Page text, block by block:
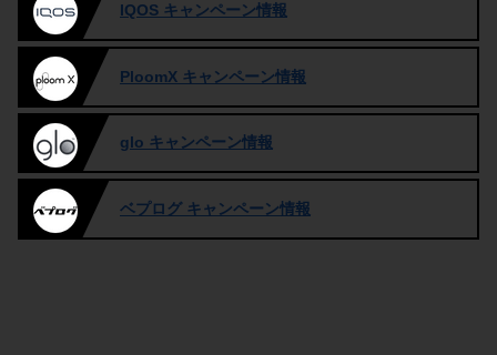
IQOS キャンペーン情報
PloomX キャンペーン情報
glo キャンペーン情報
ベプログ キャンペーン情報